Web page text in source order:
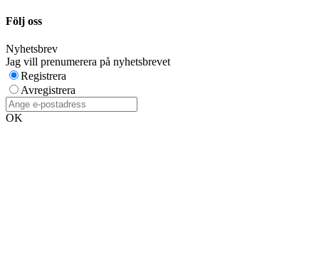
Följ oss
Nyhetsbrev
Jag vill prenumerera på nyhetsbrevet
Registrera
Avregistrera
OK